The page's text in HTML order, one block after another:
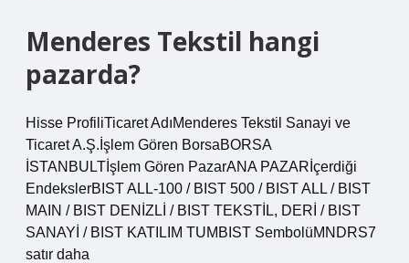
Menderes Tekstil hangi
pazarda?
Hisse ProfiliTicaret AdıMenderes Tekstil Sanayi ve
Ticaret A.Ş.İşlem Gören BorsaBORSA
İSTANBULTİşlem Gören PazarANA PAZARİçerdiği
EndekslerBIST ALL-100 / BIST 500 / BIST ALL / BIST
MAIN / BIST DENİZLİ / BIST TEKSTİL, DERİ / BIST
SANAYİ / BIST KATILIM TUMBIST SembolüMNDRS7
satır daha